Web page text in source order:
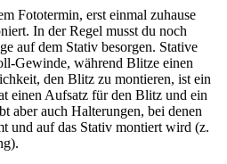
Fototermin, erst einmal zuhause
In der Regel musst du noch
auf dem Stativ besorgen. Stative
Gewinde, während Blitze einen
den Blitz zu montieren, ist ein
einen Aufsatz für den Blitz und ein
aber auch Halterungen, bei denen
und auf das Stativ montiert wird (z.